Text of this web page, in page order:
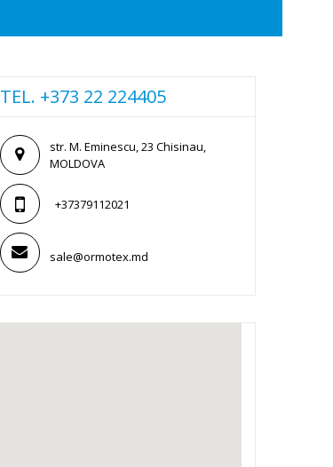
TEL. +373 22 224405
str. M. Eminescu, 23 Chisinau,
MOLDOVA
+37379112021
sale@ormotex.md